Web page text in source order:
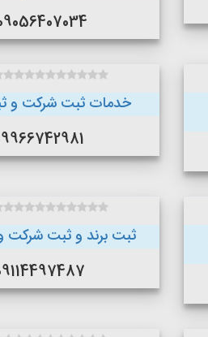
09056407034
خدمات ثبت شرکت و
09966742981
ثبت برند و ثبت
09114497487